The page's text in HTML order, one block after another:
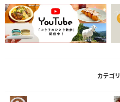
カテゴリ